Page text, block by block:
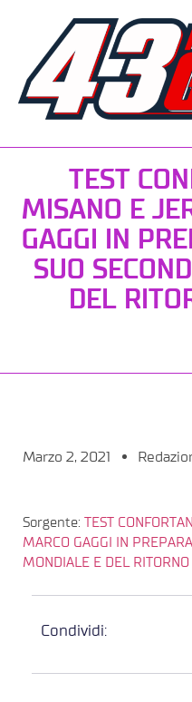
TEST
MISANO E
GAGGI IN
SUO
DEL
Marzo 2, 2021
Sorgente: TEST
MARCO GAGGI IN
MONDIALE E DEL
Condividi: